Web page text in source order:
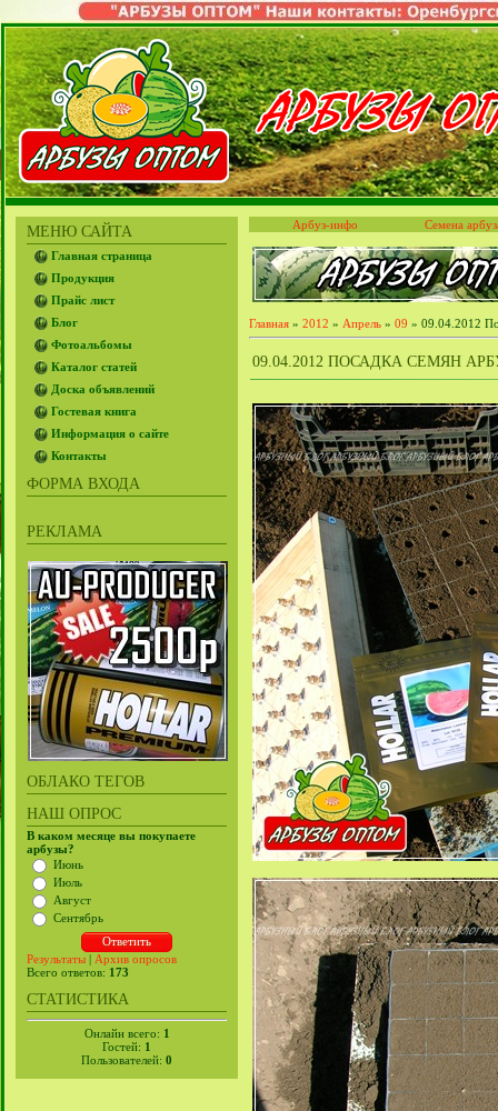
МЕНЮ САЙТА
Главная страница
Продукция
Прайс лист
Блог
Фотоальбомы
Каталог статей
Доска объявлений
Гостевая книга
Информация о сайте
Контакты
ФОРМА ВХОДА
РЕКЛАМА
ОБЛАКО ТЕГОВ
НАШ ОПРОС
В каком месяце вы покупаете
арбузы?
Июнь
Июль
Август
Сентябрь
Результаты | Архив опросов
Всего ответов: 173
СТАТИСТИКА
Онлайн всего: 1
Гостей: 1
Пользователей: 0
Арбуз-инфо Семена
Главная » 2012 » Апрель » 09 » 09.04.2012
09.04.2012 ПОСАДКА СЕМЯН